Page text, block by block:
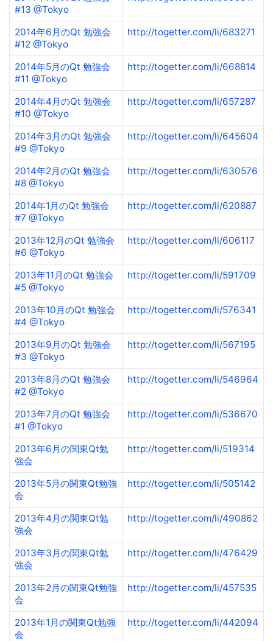
#13 @Tokyo
2014年6月のQt 勉強会
#12 @Tokyo
http://togetter.com/li/683271
2014年5月のQt 勉強会
#11 @Tokyo
http://togetter.com/li/668814
2014年4月のQt 勉強会
#10 @Tokyo
http://togetter.com/li/657287
2014年3月のQt 勉強会
#9 @Tokyo
http://togetter.com/li/645604
2014年2月のQt 勉強会
#8 @Tokyo
http://togetter.com/li/630576
2014年1月のQt 勉強会
#7 @Tokyo
http://togetter.com/li/620887
2013年12月のQt 勉強会
#6 @Tokyo
http://togetter.com/li/606117
2013年11月のQt 勉強会
#5 @Tokyo
http://togetter.com/li/591709
2013年10月のQt 勉強会
#4 @Tokyo
http://togetter.com/li/576341
2013年9月のQt 勉強会
#3 @Tokyo
http://togetter.com/li/567195
2013年8月のQt 勉強会
#2 @Tokyo
http://togetter.com/li/546964
2013年7月のQt 勉強会
#1 @Tokyo
http://togetter.com/li/536670
2013年6月の関東Qt勉
強会
http://togetter.com/li/519314
2013年5月の関東Qt勉強
会
http://togetter.com/li/505142
2013年4月の関東Qt勉
強会
http://togetter.com/li/490862
2013年3月の関東Qt勉
強会
http://togetter.com/li/476429
2013年2月の関東Qt勉強
会
http://togetter.com/li/457535
2013年1月の関東Qt勉強
会
http://togetter.com/li/442094